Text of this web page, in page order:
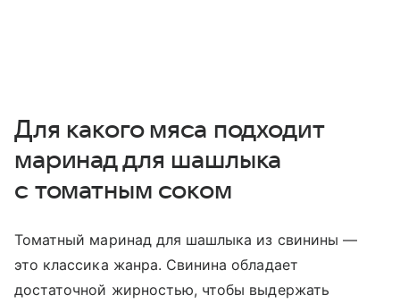
Для какого мяса подходит
маринад для шашлыка
с томатным соком
Томатный маринад для шашлыка из свинины —
это классика жанра. Свинина обладает
достаточной жирностью, чтобы выдержать